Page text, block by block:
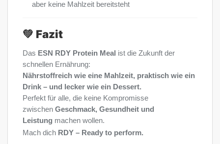
aber keine Mahlzeit bereitsteht
💚 Fazit
Das ESN RDY Protein Meal ist die Zukunft der
schnellen Ernährung:
Nährstoffreich wie eine Mahlzeit, praktisch wie ein
Drink – und lecker wie ein Dessert.
Perfekt für alle, die keine Kompromisse
zwischen Geschmack, Gesundheit und
Leistung machen wollen.
Mach dich RDY – Ready to perform.